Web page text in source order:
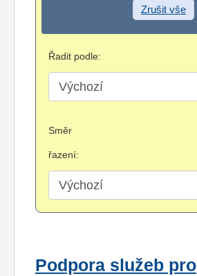
Zrušit vše
Řadit podle:
Směr
řazení:
Podpora služeb pro